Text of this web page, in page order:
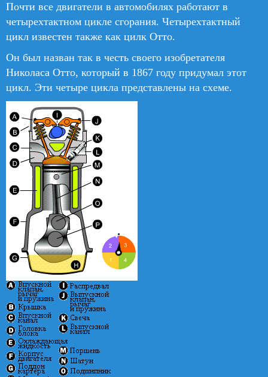
Почти все двигатели в автомобилях работают в
четырехтактном цикле сгорания. Четырехтактный
цикл известен также как цилк Отто.
Он был назван так в честь своего изобретателя
Николаса Отто, который в 1867 году придумал этот
цикл. Эти четыре цикла представлены на схеме.